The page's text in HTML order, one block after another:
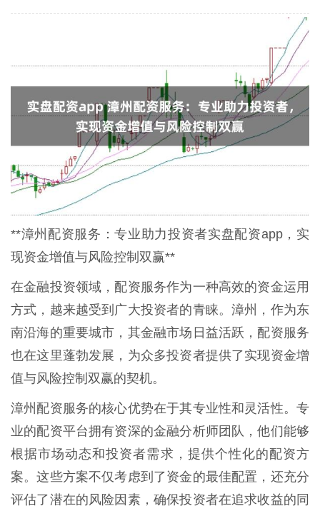
**漳州配资服务：专业助力投资者实盘配资app，实
现资金增值与风险控制双赢**
在金融投资领域，配资服务作为一种高效的资金运用
方式，越来越受到广大投资者的青睐。漳州，作为东
南沿海的重要城市，其金融市场日益活跃，配资服务
也在这里蓬勃发展，为众多投资者提供了实现资金增
值与风险控制双赢的契机。
漳州配资服务的核心优势在于其专业性和灵活性。专
业的配资平台拥有资深的金融分析师团队，他们能够
根据市场动态和投资者需求，提供个性化的配资方
案。这些方案不仅考虑到了资金的最佳配置，还充分
评估了潜在的风险因素，确保投资者在追求收益的同